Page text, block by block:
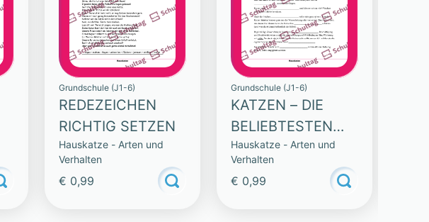
Grundschule (J1-6)
REDEZEICHEN
RICHTIG SETZEN
Hauskatze - Arten und
Verhalten
€ 0,99
Grundschule (J1-6)
KATZEN – DIE
BELIEBTESTEN
HAUSTIERE
Hauskatze - Arten und
Verhalten
€ 0,99